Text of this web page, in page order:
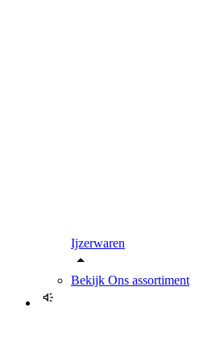
Ijzerwaren
Bekijk Ons assortiment